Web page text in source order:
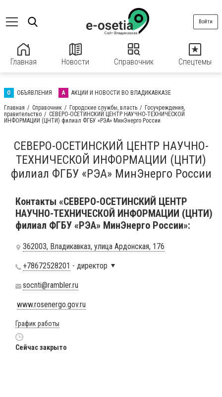
Главная Новости Справочник Спецтемы
Войти
О ОБЪЯВЛЕНИЯ А АКЦИИ И НОВОСТИ ВО ВЛАДИКАВКАЗЕ
Главная Справочник Городские службы, власть
Госучреждения,
правительство
СЕВЕРО-ОСЕТИНСКИЙ ЦЕНТР НАУЧНО-ТЕХНИЧЕСКОЙ
ИНФОРМАЦИИ (ЦНТИ) филиал ФГБУ «РЭА» МинЭнерго России
СЕВЕРО-ОСЕТИНСКИЙ ЦЕНТР НАУЧНО-
ТЕХНИЧЕСКОЙ ИНФОРМАЦИИ (ЦНТИ)
филиал ФГБУ «РЭА» МинЭнерго России
Контакты «СЕВЕРО-ОСЕТИНСКИЙ ЦЕНТР
НАУЧНО-ТЕХНИЧЕСКОЙ ИНФОРМАЦИИ (ЦНТИ)
филиал ФГБУ «РЭА» МинЭнерго России»:
362003, Владикавказ, улица Ардонская, 176
+78672528201 - директор
socnti@rambler.ru
www.rosenergo.gov.ru
График работы
Сейчас закрыто